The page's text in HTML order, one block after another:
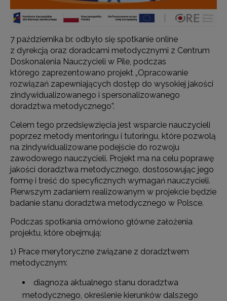
7 października br. odbyło się spotkanie online
z dyrekcją oraz doradcami metodycznymi z Centrum
Doskonalenia Nauczycieli w Pile, podczas
którego zaprezentowano projekt „Opracowanie
rozwiązań zapewniających dostęp do wysokiej jakości
zindywidualizowanego i spersonalizowanego
doradztwa metodycznego”.
Celem tego przedsięwzięcia jest wsparcie nauczycieli
poprzez metody mentoringu i tutoringu, które pozwolą
na zindywidualizowane podejście do rozwoju
zawodowego nauczycieli. Projekt ma na celu poprawę
jakości doradztwa metodycznego, dostosowując jego
formę i treść do specyficznych wymagań nauczycieli.
Pierwszym zadaniem realizowanym w projekcie będzie
badanie stanu doradztwa metodycznego w Polsce.
Podczas spotkania omówiono główne założenia
projektu, które obejmują:
1) Prace merytoryczne związane z doradztwem
metodycznym:
diagnoza aktualnego stanu doradztwa
metodycznego, określenie kierunków dalszego